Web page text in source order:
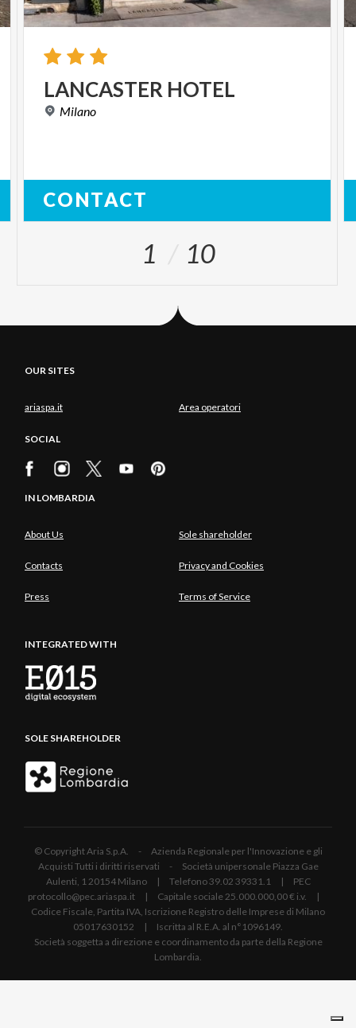
LANCASTER HOTEL
Milano
CONTACT
1 10
OUR SITES
ariaspa.it Area operatori
SOCIAL
IN LOMBARDIA
About Us Sole shareholder
Contacts Privacy and Cookies
Press Terms of Service
INTEGRATED WITH
SOLE SHAREHOLDER
© Copyright Aria S.p.A. - Azienda Regionale per l'Innovazione e gli
Acquisti Tutti i diritti riservati - Società unipersonale Piazza Gae
Aulenti, 1 20154 Milano | Telefono 39.02 39331.1 | PEC
protocollo@pec.ariaspa.it | Capitale sociale 25.000.000,00 € i.v. |
Codice Fiscale, Partita IVA, Iscrizione Registro delle Imprese di Milano
05017630152 | Iscritta al R.E.A. al n°1096149.
Società soggetta a direzione e coordinamento da parte della Regione
Lombardia.